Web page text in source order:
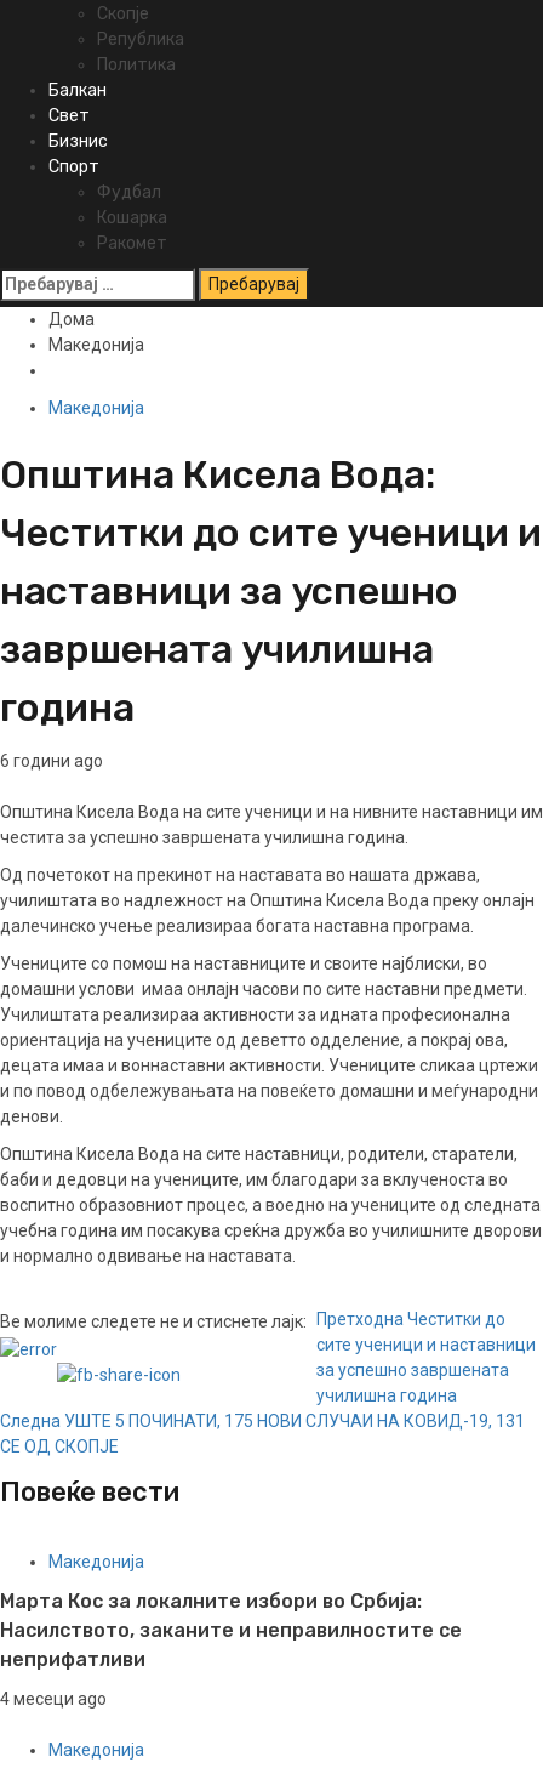
Скопје
Република
Политика
Балкан
Свет
Бизнис
Спорт
Фудбал
Кошарка
Ракомет
Пребарувај
за:
Дома
Македонија
Македонија
Општина Кисела Вода:
Честитки до сите ученици и
наставници за успешно
завршената училишна
година
6 години ago
Општина Кисела Вода на сите ученици и на нивните наставници им
честита за успешно завршената училишна година.
Од почетокот на прекинот на наставата во нашата држава,
училиштата во надлежност на Општина Кисела Вода преку онлајн
далечинско учење реализираа богата наставна програма.
Учениците со помош на наставниците и своите најблиски, во
домашни услови имаа онлајн часови по сите наставни предмети.
Училиштата реализираа активности за идната професионална
ориентација на учениците од деветто одделение, а покрај ова,
децата имаа и воннаставни активности. Учениците сликаа цртежи
и по повод одбележувањата на повеќето домашни и меѓународни
денови.
Општина Кисела Вода на сите наставници, родители, старатели,
баби и дедовци на учениците, им благодари за вклученоста во
воспитно образовниот процес, а воедно на учениците од следната
учебна година им посакува среќна дружба во училишните дворови
и нормално одвивање на наставата.
Ве молиме следете не и стиснете лајк:
Continue
Reading
Претходна Честитки до
сите ученици и наставници
за успешно завршената
училишна година
Следна УШТЕ 5 ПОЧИНАТИ, 175 НОВИ СЛУЧАИ НА КОВИД-19, 131
СЕ ОД СКОПЈЕ
Повеќе вести
Македонија
Марта Кос за локалните избори во Србија:
Насилството, заканите и неправилностите се
неприфатливи
4 месеци ago
Македонија